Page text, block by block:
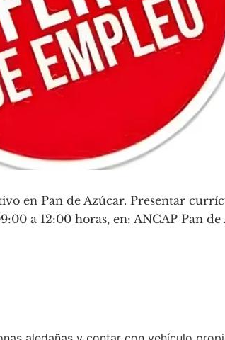
en Pan de Azúcar. Presentar
a 12:00 horas, en: ANCAP Pan